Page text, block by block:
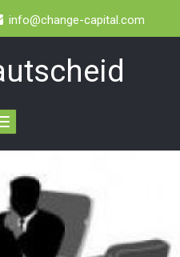
info@change-capital.com
Toggle
navigation